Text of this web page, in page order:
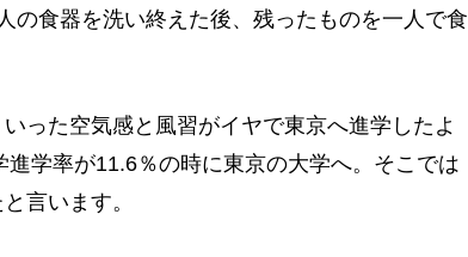
の食器を洗い終えた後、残ったものを一人で食
った空気感と風習がイヤで東京へ進学したよ
学率が11.6％の時に東京の大学へ。そこでは
言います。